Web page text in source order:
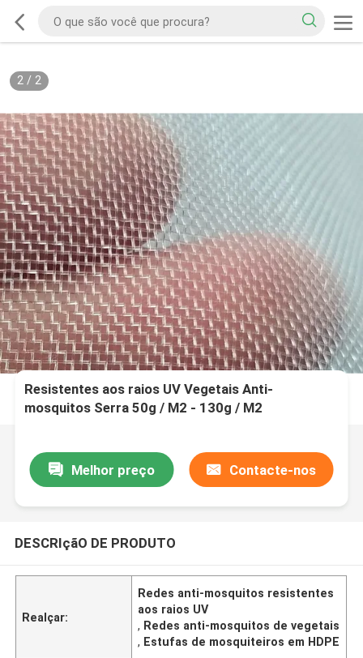
2/ 2
Resistentes aos raios UV Vegetais Anti-
mosquitos Serra 50g / M2 - 130g / M2
Melhor preço Contacte-nos
DESCRIçãO DE PRODUTO
Realçar:
Redes anti-mosquitos resistentes
aos raios UV
, Redes anti-mosquitos de vegetais
, Estufas de mosquiteiros em HDPE